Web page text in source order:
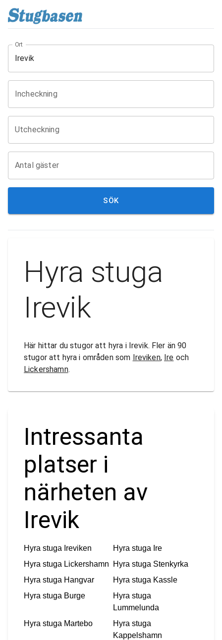
Ort
Incheckning
Utcheckning
Antal gäster
SÖK
Hyra stuga
Irevik
Här hittar du stugor att hyra i Irevik. Fler än 90
stugor att hyra i områden som Ireviken, Ire och
Lickershamn.
Intressanta
platser i
närheten av
Irevik
Hyra stuga Ireviken Hyra stuga Ire
Hyra stuga Lickershamn Hyra stuga Stenkyrka
Hyra stuga Hangvar Hyra stuga Kassle
Hyra stuga Burge
Hyra stuga
Lummelunda
Hyra stuga Martebo
Hyra stuga
Kappelshamn